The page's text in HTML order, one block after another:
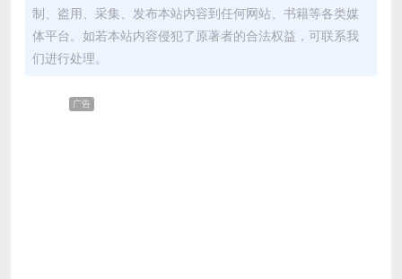
制、盗用、采集、发布本站内容到任何网站、书籍等各类媒
体平台。如若本站内容侵犯了原著者的合法权益，可联系我
们进行处理。
广告